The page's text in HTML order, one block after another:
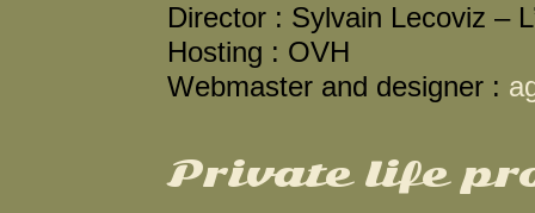
Director : Sylvain Lecoviz –
Hosting : OVH
Webmaster and designer :
Private life